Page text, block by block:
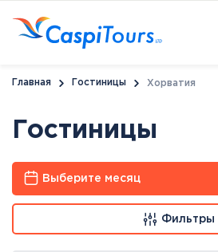
Главная Гостиницы Хорватия
Гостиницы
Выберите месяц
Фильтры